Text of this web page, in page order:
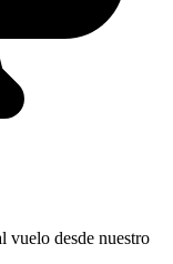
vuelo desde nuestro